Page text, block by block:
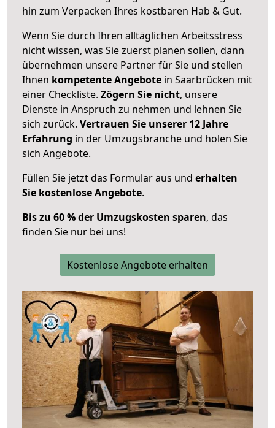
hin zum Verpacken Ihres kostbaren Hab & Gut.
Wenn Sie durch Ihren alltäglichen Arbeitsstress
nicht wissen, was Sie zuerst planen sollen, dann
übernehmen unsere Partner für Sie und stellen
Ihnen kompetente Angebote in Saarbrücken mit
einer Checkliste. Zögern Sie nicht, unsere
Dienste in Anspruch zu nehmen und lehnen Sie
sich zurück. Vertrauen Sie unserer 12 Jahre
Erfahrung in der Umzugsbranche und holen Sie
sich Angebote.
Füllen Sie jetzt das Formular aus und erhalten
Sie kostenlose Angebote.
Bis zu 60 % der Umzugskosten sparen, das
finden Sie nur bei uns!
Kostenlose Angebote erhalten